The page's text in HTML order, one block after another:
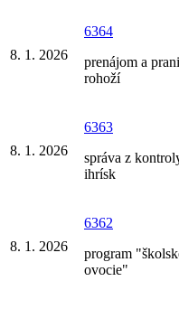
8. 1. 2026
6364
prenájom a
rohoží
8. 1. 2026
6363
správa z
ihrísk
8. 1. 2026
6362
program
ovocie"